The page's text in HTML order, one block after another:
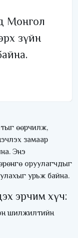
Монгол
зүйн
өөрчилж,
замаар
Энэ
оруулагчдыг
урьж байна.
эрчим хүч:
шилжилтийн